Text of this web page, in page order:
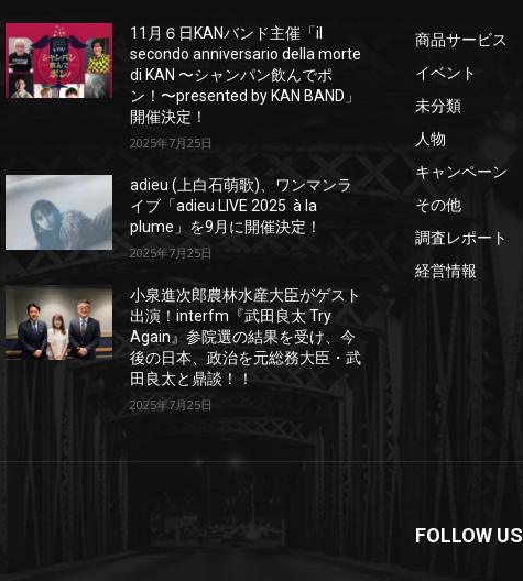
11月６日KANバンド主催「il
secondo anniversario della morte
di KAN 〜シャンパン飲んでポ
ン！〜presented by KAN BAND」
開催決定！
2025年7月25日
adieu (上白石萌歌)、ワンマンラ
イブ「adieu LIVE 2025 à la
plume」を9月に開催決定！
2025年7月25日
小泉進次郎農林水産大臣がゲスト
出演！interfm『武田良太 Try
Again』参院選の結果を受け、今
後の日本、政治を元総務大臣・武
田良太と鼎談！！
2025年7月25日
商品サービス
イベント
未分類
人物
キャンペーン
その他
調査レポート
経営情報
FOLLOW US